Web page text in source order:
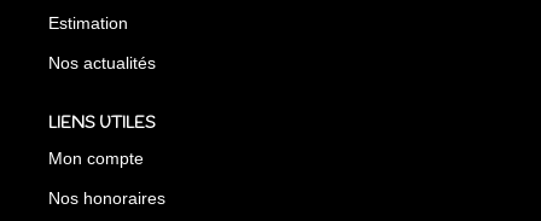
Estimation
Nos actualités
LIENS UTILES
Mon compte
Nos honoraires